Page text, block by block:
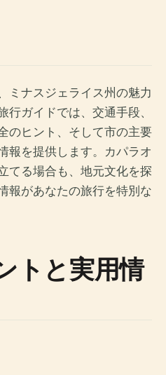
ミナスジェライス州の魅力
行ガイドでは、交通手段、
のヒント、そして市の主要
報を提供します。カパラオ
てる場合も、地元文化を探
報があなたの旅行を特別な
トと実用情